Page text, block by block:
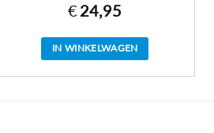
€ 24,95
IN WINKELWAGEN